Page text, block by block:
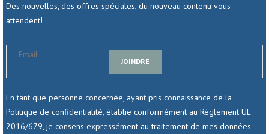
Des nouvelles, des offres spéciales, du nouveau contenu vous
attendent!
JOINDRE
En tant que personne concernée, ayant pris connaissance de la
Politique de confidentialité, établie conformément au Règlement UE
2016/679, je consens expressément au traitement de mes données